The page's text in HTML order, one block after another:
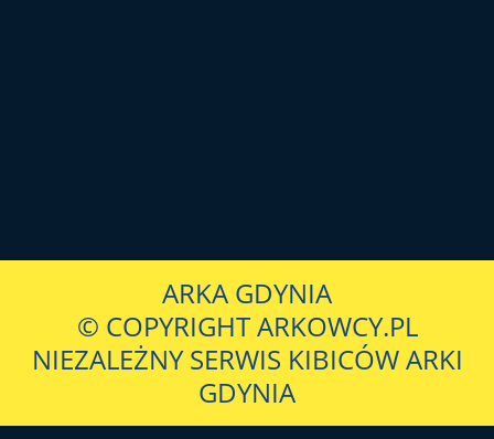
ARKA GDYNIA
© COPYRIGHT ARKOWCY.PL
NIEZALEŻNY SERWIS KIBICÓW ARKI
GDYNIA